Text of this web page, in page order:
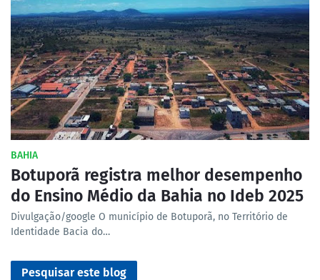
BAHIA
Botuporã registra melhor desempenho
do Ensino Médio da Bahia no Ideb 2025
Divulgação/google O município de Botuporã, no Território de
Identidade Bacia do…
Pesquisar este blog